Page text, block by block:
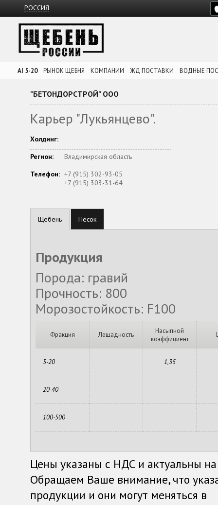
РОССИЯ
AI 5-20 РЫНОК ЩЕБНЯ КОМПАНИИ ЖД ПОСТАВКИ ВОДНЫЕ
"БЕТОНДОРСТРОЙ" ООО
Карьер "Лукьянцево".
Холдинг:
Регион:
Владимирская область
Телефон: +7 (915) 302-93-05
+7 (915) 303-31-64
Щебень Песок
Продукция
Порода: гравий
Прочность: 800
Морозостойкость: F100
Фракция Лещадность
Насыпной
коэффициент
5-20 1,35
20-40
100-500
Цены указаны с НДС и актуальны
Обращаем Ваше внимание, что
продукции и они могут меняться в